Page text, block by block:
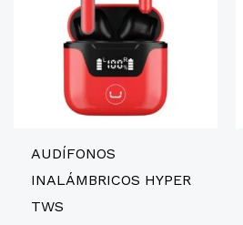
AUDÍFONOS
INALÁMBRICOS HYPER
TWS